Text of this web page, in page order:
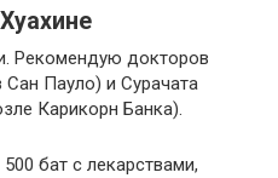
Рекомендую докторов
Пауло) и Сурачата
Карикорн Банка).
бат с лекарствами,